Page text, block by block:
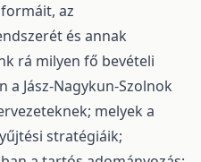
az
és annak
rá milyen fő bevételi
Jász-Nagykun-Szolnok
melyek a
stratégiáik;